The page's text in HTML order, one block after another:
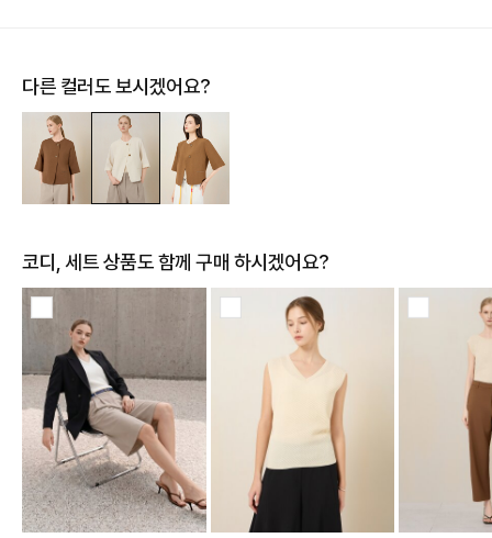
제주 도서산간 지역
배송 가능 지역
다른 컬러도 보시겠어요?
코디, 세트 상품도 함께 구매 하시겠어요?